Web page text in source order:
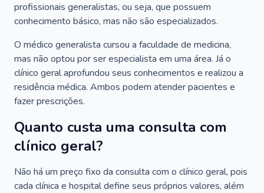
profissionais generalistas, ou seja, que possuem
conhecimento básico, mas não são especializados.
O médico generalista cursou a faculdade de medicina,
mas não optou por ser especialista em uma área. Já o
clínico geral aprofundou seus conhecimentos e realizou a
residência médica. Ambos podem atender pacientes e
fazer prescrições.
Quanto custa uma consulta com
clínico geral?
Não há um preço fixo da consulta com o clínico geral, pois
cada clínica e hospital define seus próprios valores, além